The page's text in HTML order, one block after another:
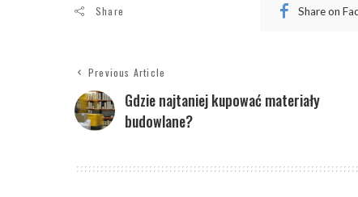
Share Share on
Previous Article
Gdzie najtaniej kupować materiały
budowlane?